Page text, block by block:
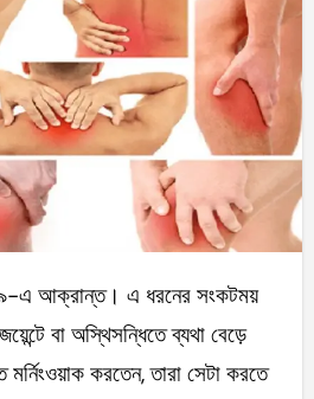
বা অস্থিসন্ধিতে ব্যথা বেড়ে
করতেন, তারা সেটা করতে